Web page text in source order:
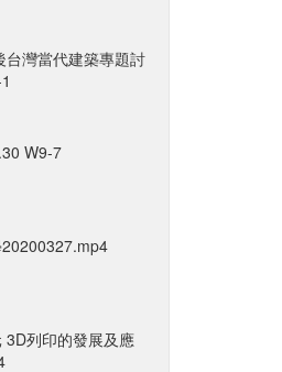
台灣當代建築專題討
W9-7
3D列印的發展及應